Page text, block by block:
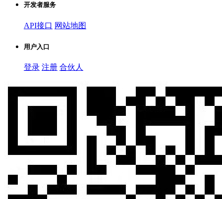
开发者服务
API接口 网站地图
用户入口
登录 注册 合伙人